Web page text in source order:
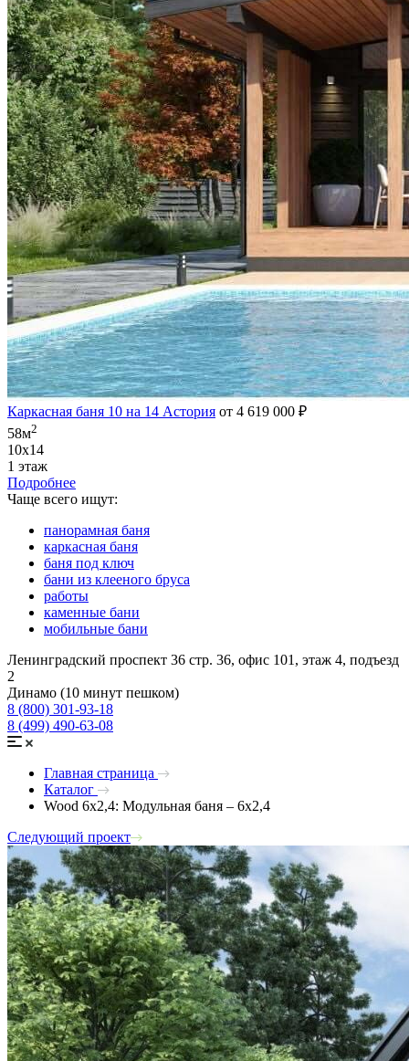
Каркасная баня 10 на 14 Астория от 4 619 000 ₽
58м2
10х14
1 этаж
Подробнее
Чаще всего ищут:
панорамная баня
каркасная баня
баня под ключ
бани из клееного бруса
работы
каменные бани
мобильные бани
Ленинградский проспект 36 стр. 36, офис 101, этаж 4, подъезд
2
Динамо (10 минут пешком)
8 (800) 301-93-18
8 (499) 490-63-08
Главная страница
Каталог
Wood 6х2,4: Модульная баня – 6х2,4
Следующий проект